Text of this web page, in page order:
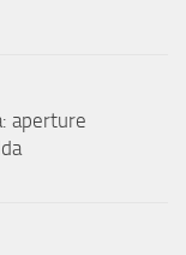
aperture